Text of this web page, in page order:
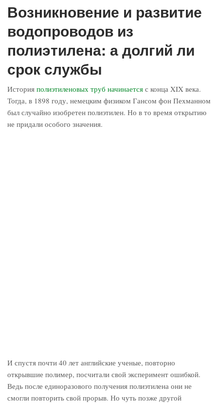
Возникновение и развитие
водопроводов из
полиэтилена: а долгий ли
срок службы
История полиэтиленовых труб начинается с конца XIX века.
Тогда, в 1898 году, немецким физиком Гансом фон Пехманном
был случайно изобретен полиэтилен. Но в то время открытию
не придали особого значения.
И спустя почти 40 лет английские ученые, повторно
открывшие полимер, посчитали свой эксперимент ошибкой.
Ведь после единоразового получения полиэтилена они не
смогли повторить свой прорыв. Но чуть позже другой